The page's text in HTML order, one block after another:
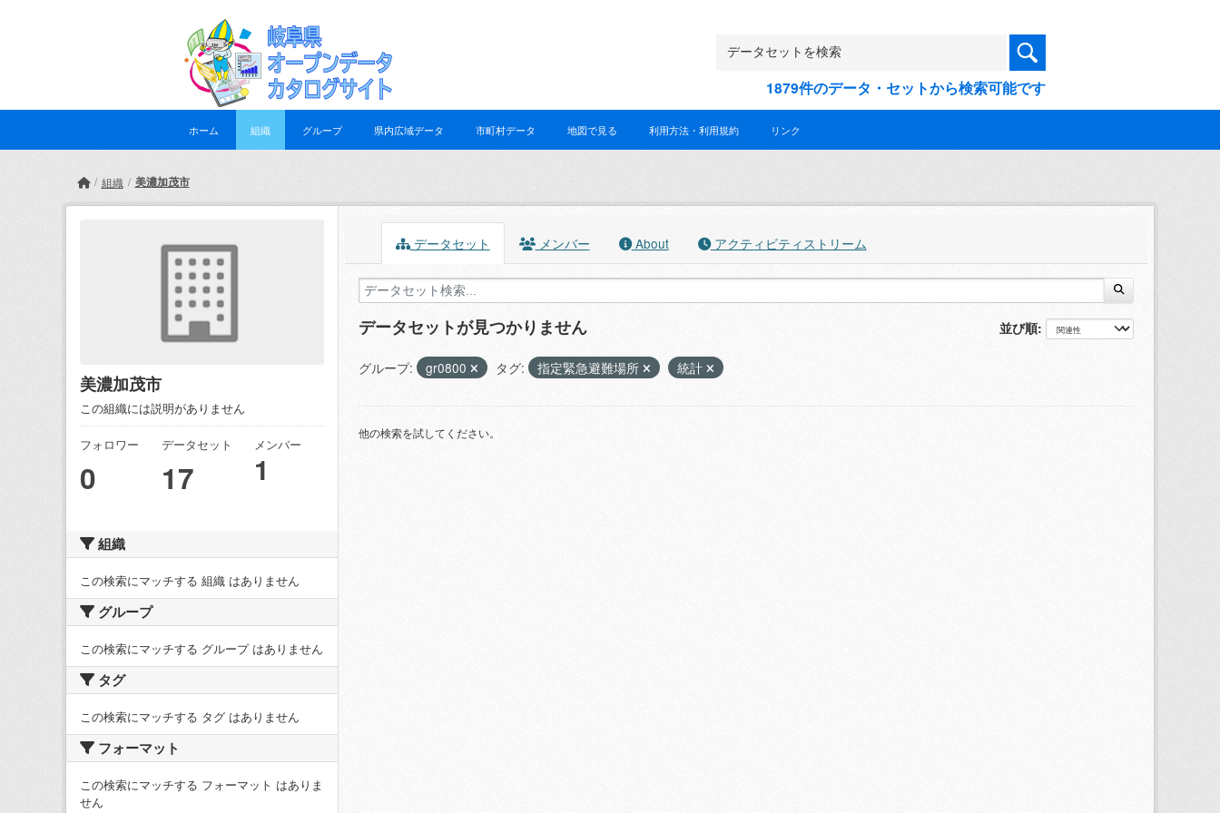
1879件のデータ・セットから検索可能です
ホーム 組織 グループ 県内広域データ 市町村データ 地図で見る 利用方法・利用規約 リンク
組織 美濃加茂市
美濃加茂市
この組織には説明がありません
フォロワー
0
データセット
17
メンバー
1
組織
この検索にマッチする 組織 はありません
グループ
この検索にマッチする グループ はありません
タグ
この検索にマッチする タグ はありません
フォーマット
この検索にマッチする フォーマット はありま
せん
データセット メンバー About アクティビティストリーム
並び順
データセットが見つかりません
グループ: gr0800 タグ: 指定緊急避難場所 統計
他の検索を試してください。